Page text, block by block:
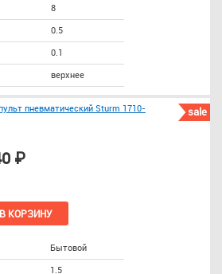
8
0.5
0.1
верхнее
sale
пневматический Sturm 1710-
В КОРЗИНУ
₽
Бытовой
1.5